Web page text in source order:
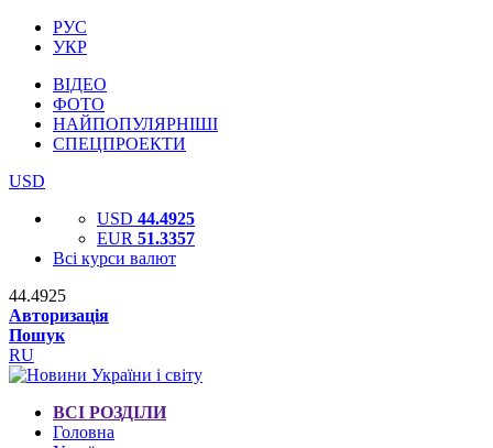
РУС
УКР
ВІДЕО
ФОТО
НАЙПОПУЛЯРНІШІ
СПЕЦПРОЕКТИ
USD
USD 44.4925
EUR 51.3357
Всі курси валют
44.4925
Авторизація
Пошук
RU
ВСІ РОЗДІЛИ
Головна